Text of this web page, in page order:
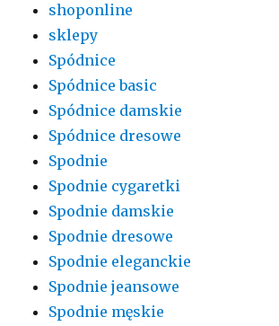
shoponline
sklepy
Spódnice
Spódnice basic
Spódnice damskie
Spódnice dresowe
Spodnie
Spodnie cygaretki
Spodnie damskie
Spodnie dresowe
Spodnie eleganckie
Spodnie jeansowe
Spodnie męskie